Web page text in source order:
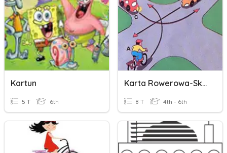
Kartun
5 T 6th
Karta Rowerowa-Skrzyżowania I
8 T 4th - 6th